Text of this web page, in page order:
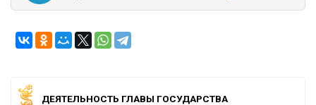
ДЕЯТЕЛЬНОСТЬ ГЛАВЫ ГОСУДАРСТВА